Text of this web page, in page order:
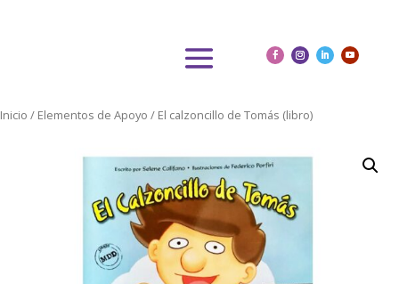
Inicio / Elementos de Apoyo / El calzoncillo de Tomás (libro)